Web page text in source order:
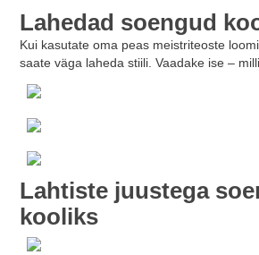
Lahedad soengud
Kui kasutate oma peas meistriteoste
saate väga laheda stiili. Vaadake ise –
Lahtiste juustega
kooliks